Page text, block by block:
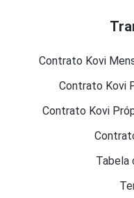
Contrato Kovi
Contrato Kovi
Contrato Kovi
Tabela